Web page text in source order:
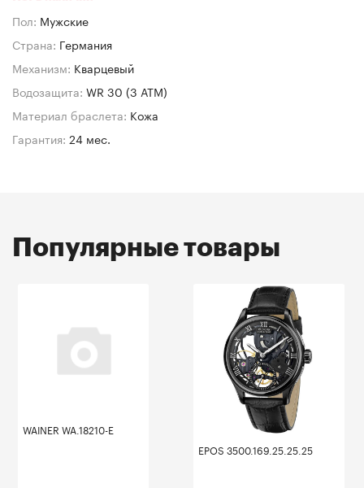
Пол: Мужские
Страна: Германия
Механизм: Кварцевый
Водозащита: WR 30 (3 АТМ)
Материал браслета: Кожа
Гарантия: 24 мес.
Популярные товары
WAINER WA.18210-E
EPOS 3500.169.25.25.25